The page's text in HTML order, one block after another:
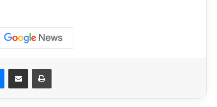
Messenger
Compartilhar via e-mail Imprimir